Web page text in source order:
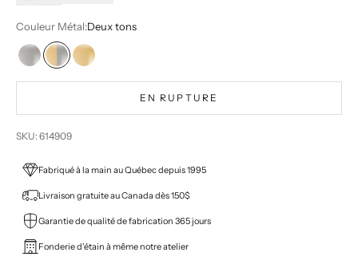
Couleur Métal:Deux tons
ArgentDeux tons
Or
EN RUPTURE
SKU: 614909
Fabriqué à la main au Québec depuis 1995
Livraison gratuite au Canada dès 150$
Garantie de qualité de fabrication 365 jours
Fonderie d'étain à même notre atelier